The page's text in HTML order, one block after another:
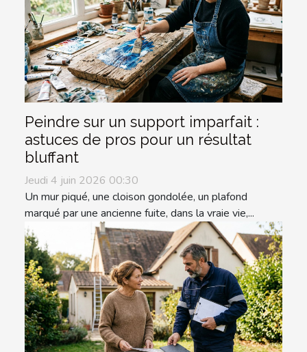
Peindre sur un support imparfait :
astuces de pros pour un résultat
bluffant
Jeudi 4 juin 2026 00:30
Un mur piqué, une cloison gondolée, un plafond
marqué par une ancienne fuite, dans la vraie vie,...